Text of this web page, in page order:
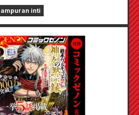
menampilkan ilustrasi
sangat indah karya Kudou!
dari "The Secret of the Gal
rilis pada 20 Oktober!
inti